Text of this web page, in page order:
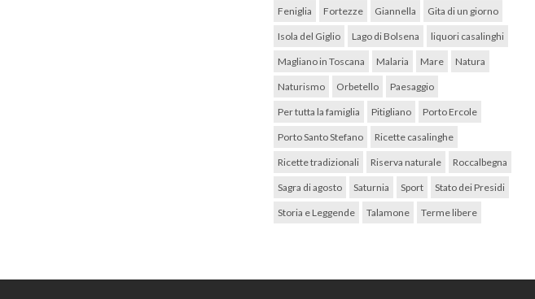
Feniglia Fortezze Giannella Gita di un giorno
Isola del Giglio Lago di Bolsena liquori casalinghi
Magliano in Toscana Malaria Mare Natura
Naturismo Orbetello Paesaggio
Per tutta la famiglia Pitigliano Porto Ercole
Porto Santo Stefano Ricette casalinghe
Ricette tradizionali Riserva naturale Roccalbegna
Sagra di agosto Saturnia Sport Stato dei Presidi
Storia e Leggende Talamone Terme libere